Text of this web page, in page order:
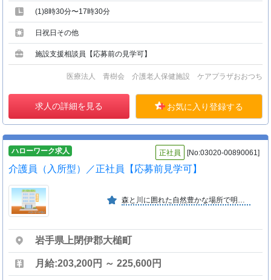
(1)8時30分〜17時30分
日祝日その他
施設支援相談員【応募前の見学可】
医療法人 青樹会 介護老人保健施設 ケアプラザおおつち
求人の詳細を見る お気に入り登録する
ハローワーク求人 正社員 [No:03020-00890061]
介護員（入所型）／正社員【応募前見学可】
森と川に囲れた自然豊かな場所で明るく家庭的な医療サービスと 介護サービスを提供し、速やかな家庭復帰を目指す施設です。
岩手県上閉伊郡大槌町
月給:203,200円 ～ 225,600円